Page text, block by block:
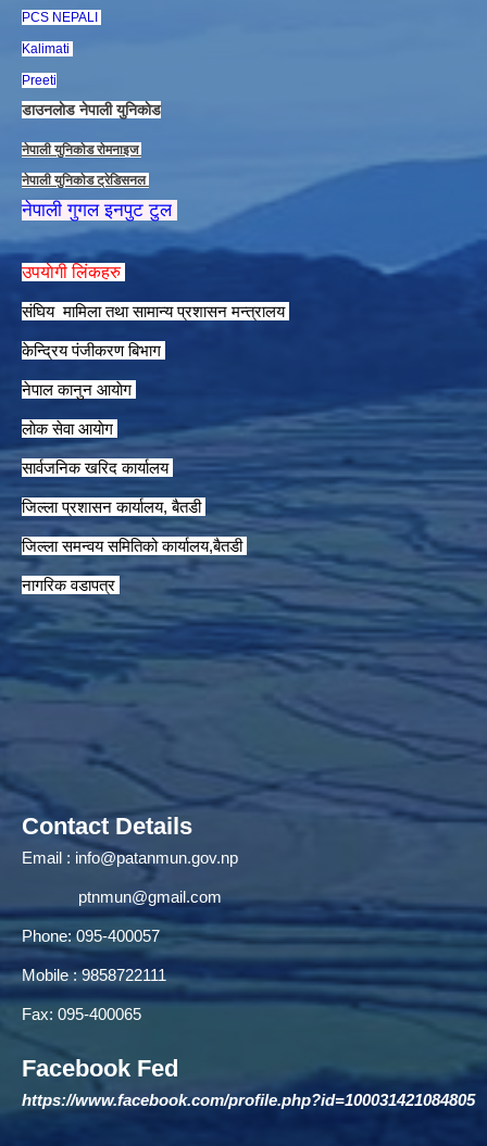
PCS NEPALI
Kalimati
Preeti
डाउनलाेड नेपाली युनिकाेड
नेपाली युनिकाेड राेमनाइज
नेपाली युनिकाेड ट्रेडिसनल
नेपाली गुगल इनपुट टुल
उपयाेगी लिंकहरु
संघिय मामिला तथा सामान्य प्रशासन मन्त्रालय
केन्द्रिय पंजीकरण बिभाग
नेपाल कानुन आयाेग
लाेक सेवा आयाेग
सार्वजनिक खरिद कार्यालय
जिल्ला प्रशासन कार्यालय, बैतडी
जिल्ला समन्वय समितिको कार्यालय,बैतडी
नागरिक वडापत्र
Contact Details
Email : info@patanmun.gov.np
ptnmun@gmail.com
Phone: 095-400057
Mobile : 9858722111
Fax: 095-400065
Facebook Fed
https://www.facebook.com/profile.php?id=100031421084805